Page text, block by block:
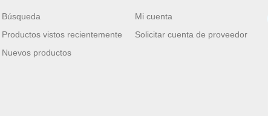
Búsqueda
Productos vistos recientemente
Nuevos productos
Mi cuenta
Solicitar cuenta de proveedor